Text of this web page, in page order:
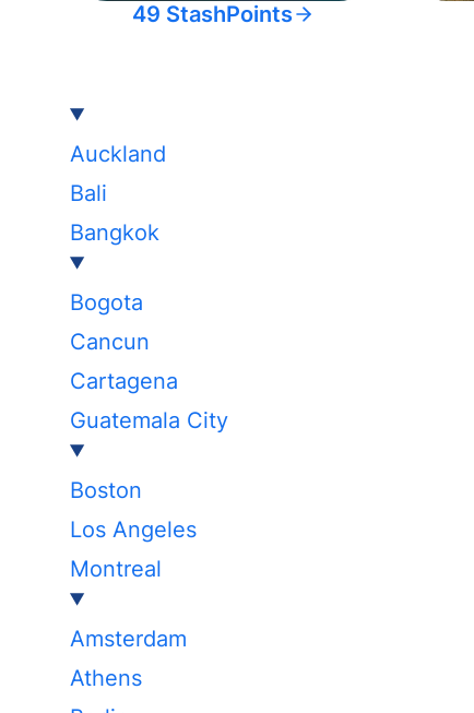
49 StashPoints
Auckland
Bali
Bangkok
Bogota
Cancun
Cartagena
Guatemala City
Boston
Los Angeles
Montreal
Amsterdam
Athens